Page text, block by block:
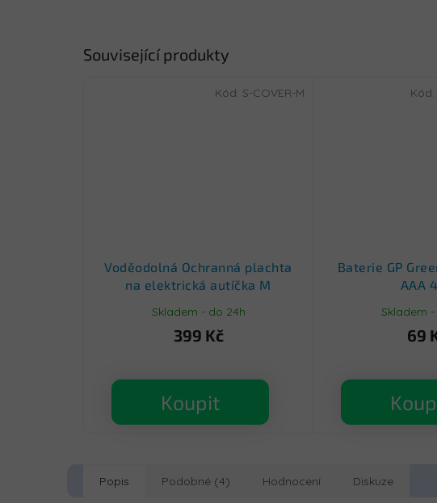
Související produkty
Voděodolná Ochranná plachta
na elektrická autíčka M
Skladem - do 24h
399 Kč
Koupit
Kód: S-COVER-M
Baterie GP
AAA
Skladem
69
Kód:
Popis Podobné (4) Hodnocení Diskuze